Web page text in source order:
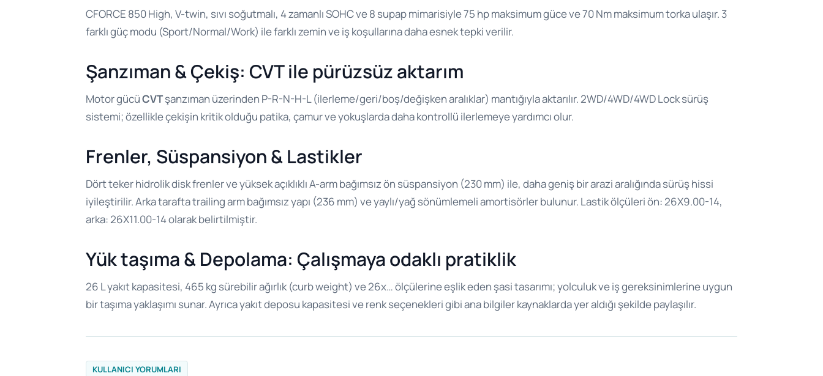
CFORCE 850 High, V-twin, sıvı soğutmalı, 4 zamanlı SOHC ve 8 supap mimarisiyle 75 hp maksimum güce ve 70 Nm maksimum torka ulaşır. 3
farklı güç modu (Sport/Normal/Work) ile farklı zemin ve iş koşullarına daha esnek tepki verilir.
Şanzıman & Çekiş: CVT ile pürüzsüz aktarım
Motor gücüCVTşanzıman üzerinden P-R-N-H-L (ilerleme/geri/boş/değişken aralıklar) mantığıyla aktarılır. 2WD/4WD/4WD Lock sürüş
sistemi; özellikle çekişin kritik olduğu patika, çamur ve yokuşlarda daha kontrollü ilerlemeye yardımcı olur.
Frenler, Süspansiyon & Lastikler
Dört teker hidrolik disk frenler ve yüksek açıklıklı A-arm bağımsız ön süspansiyon (230 mm) ile, daha geniş bir arazi aralığında sürüş hissi
iyileştirilir. Arka tarafta trailing arm bağımsız yapı (236 mm) ve yaylı/yağ sönümlemeli amortisörler bulunur. Lastik ölçüleri ön: 26X9.00-14,
arka: 26X11.00-14 olarak belirtilmiştir.
Yük taşıma & Depolama: Çalışmaya odaklı pratiklik
26 L yakıt kapasitesi, 465 kg sürebilir ağırlık (curb weight) ve 26x… ölçülerine eşlik eden şasi tasarımı; yolculuk ve iş gereksinimlerine uygun
bir taşıma yaklaşımı sunar. Ayrıca yakıt deposu kapasitesi ve renk seçenekleri gibi ana bilgiler kaynaklarda yer aldığı şekilde paylaşılır.
KULLANICI YORUMLARI